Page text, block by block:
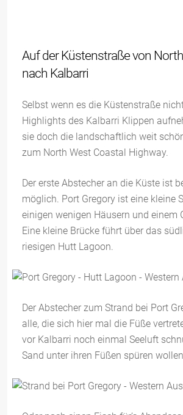
Auf der Küstenstraße von
nach Kalbarri
Selbst wenn es die Küstenstraße
Highlights des Kalbarri Klippen
sie doch die landschaftlich weit
zum North West Coastal Highway.
Der erste Abstecher an die Küste ist
möglich. Port Gregory ist eine kleine
einigen wenigen Häusern und einem
Eine kleine Brücke führt über das
riesigen Hutt Lagoon.
Der Abstecher zum Strand bei Port
alle, die sich hier mal die Füße
vor Kalbarri noch einmal Seeluft
Sand unter ihren Füßen spüren